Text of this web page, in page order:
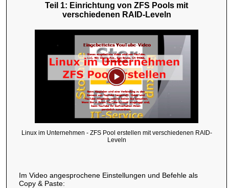
Teil 1: Einrichtung von ZFS Pools mit
verschiedenen RAID-Leveln
Linux im Unternehmen - ZFS Pool erstellen mit verschiedenen RAID-
Leveln
Im Video angesprochene Einstellungen und Befehle als
Copy & Paste: